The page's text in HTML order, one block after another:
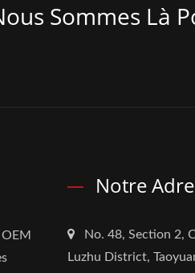
Sommes Là
Notre
No. 48, Section 2,
Luzhu District,